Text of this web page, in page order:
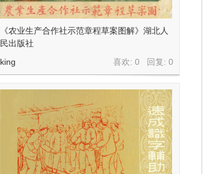
《农业生产合作社示范章程草案图解》湖北人
民出版社
喜欢: 0 回复:0
king